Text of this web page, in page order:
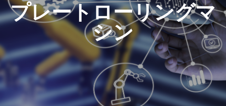
プレートローリングマ
シン